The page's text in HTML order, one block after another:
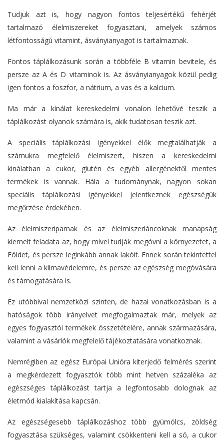
Tudjuk azt is, hogy nagyon fontos teljesértékű fehérjét
tartalmazó élelmiszereket fogyasztani, amelyek számos
létfontosságú vitamint, ásványianyagot is tartalmaznak.
Fontos táplálkozásunk során a többféle B vitamin bevitele, és
persze az A és D vitaminok is. Az ásványianyagok közül pedig
igen fontos a foszfor, a nátrium, a vas és a kalcium.
Ma már a kínálat kereskedelmi vonalon lehetővé teszik a
táplálkozást olyanok számára is, akik tudatosan teszik azt.
A speciális táplálkozási igényekkel élők megtalálhatják a
számukra megfelelő élelmiszert, hiszen a kereskedelmi
kínálatban a cukor, glutén és egyéb allergénektől mentes
termékek is vannak. Hála a tudománynak, nagyon sokan
speciális táplálkozási igényekkel jelentkeznek egészségük
megőrzése érdekében.
Az élelmiszeriparnak és az élelmiszerláncoknak manapság
kiemelt feladata az, hogy mivel tudják megóvni a környezetet, a
Földet, és persze leginkább annak lakóit. Ennek során tekintettel
kell lenni a klímavédelemre, és persze az egészség megóvására
és támogatására is.
Ez utóbbival nemzetközi szinten, de hazai vonatkozásban is a
hatóságok több irányelvet megfogalmaztak már, melyek az
egyes fogyasztói termékek összetételére, annak származására,
valamint a vásárlók megfelelő tájékoztatására vonatkoznak.
Nemrégiben az egész Európai Unióra kiterjedő felmérés szerint
a megkérdezett fogyasztók több mint hetven százaléka az
egészséges táplálkozást tartja a legfontosabb dolognak az
életmód kialakítása kapcsán.
Az egészségesebb táplálkozáshoz több gyümölcs, zöldség
fogyasztása szükséges, valamint csökkenteni kell a só, a cukor